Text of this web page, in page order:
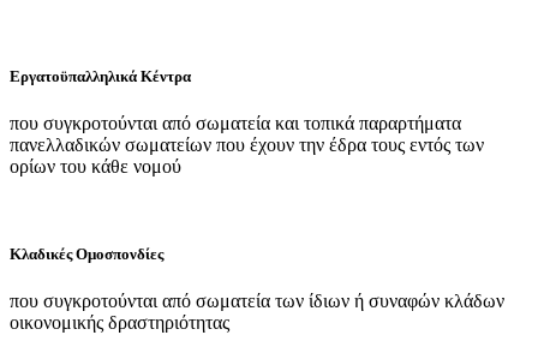
Εργατοϋπαλληλικά Κέντρα
που συγκροτούνται από σωματεία και τοπικά παραρτήματα
πανελλαδικών σωματείων που έχουν την έδρα τους εντός των
ορίων του κάθε νομού
Κλαδικές Ομοσπονδίες
που συγκροτούνται από σωματεία των ίδιων ή συναφών κλάδων
οικονομικής δραστηριότητας